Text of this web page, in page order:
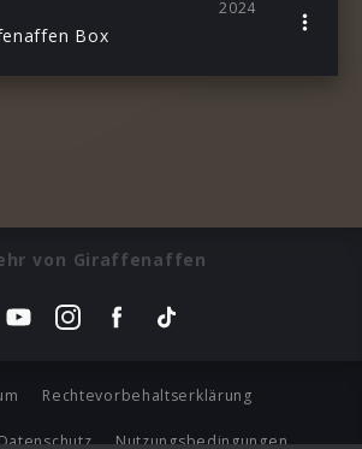
2024
Box
von Giraffenaffen
Rechtevorbehaltserklärung
Nutzungsbedingungen